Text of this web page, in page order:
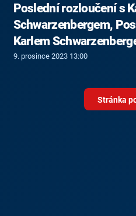
Poslední rozloučení s
Schwarzenbergem,
Karlem
9. prosince 2023 13:00
Stránka